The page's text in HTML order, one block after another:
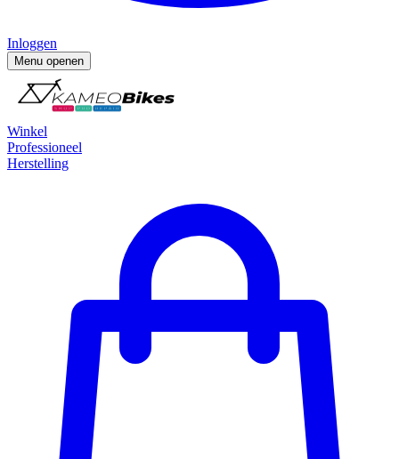
Inloggen
Menu openen
Winkel
Professioneel
Herstelling